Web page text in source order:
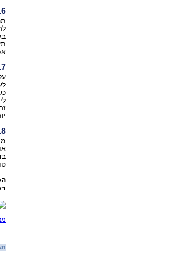
6. עזרו לילדים שלכם לפתח את "שריר העצמאות"
7. עזרו להם לפתח מוטיבציה פנימית
8. ערך עצמי נבנה ומתחזק לאורך כל החיים